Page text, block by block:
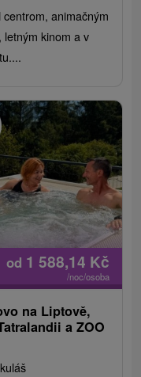
animačným
kinom a v
od 1 588,14 Kč
/noc/osoba
na Liptově,
a ZOO